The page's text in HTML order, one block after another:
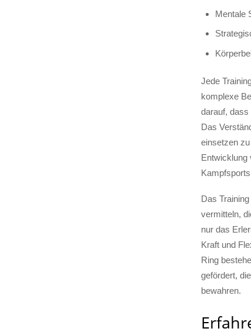
Mentale
Jede
komplexe
darauf,
Das
einsetzen
Entwicklung
Das
vermitteln,
nur das
Kraft und
Ring
gefördert,
bewahren.